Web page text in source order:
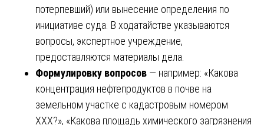
потерпевший) или вынесение определения по
инициативе суда. В ходатайстве указываются
вопросы, экспертное учреждение,
предоставляются материалы дела.
Формулировку вопросов — например: «Какова
концентрация нефтепродуктов в почве на
земельном участке с кадастровым номером
XXX?», «Какова площадь химического загрязнения